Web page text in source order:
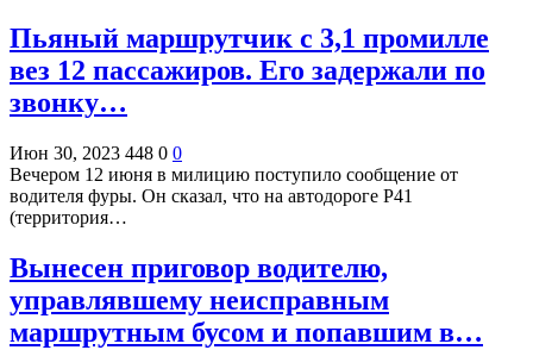
Пьяный маршрутчик с 3,1 промилле
вез 12 пассажиров. Его задержали по
звонку…
Июн 30, 2023 448 0 0
Вечером 12 июня в милицию поступило сообщение от
водителя фуры. Он сказал, что на автодороге Р41
(территория…
Вынесен приговор водителю,
управлявшему неисправным
маршрутным бусом и попавшим в…